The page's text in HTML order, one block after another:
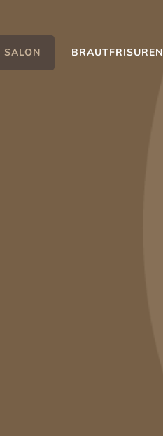
SALON BRAUTFRISUREN